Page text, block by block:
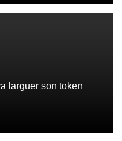
larguer son token